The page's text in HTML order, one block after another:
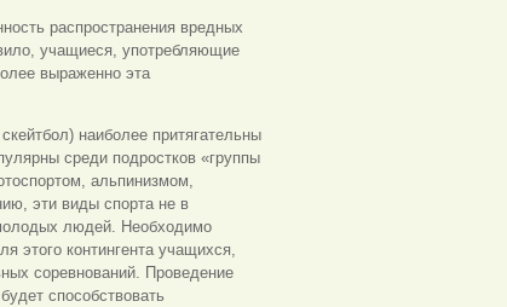
распространения вредных
учащиеся, употребляющие
выраженно эта
наиболее притягательны
среди подростков «группы
альпинизмом,
эти виды спорта не в
людей. Необходимо
этого контингента учащихся,
соревнований. Проведение
способствовать